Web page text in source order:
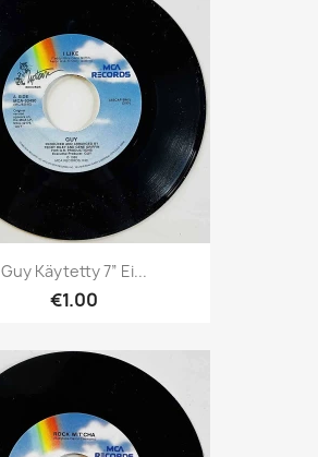
Guy Käytetty 7” Ei...
€1.00